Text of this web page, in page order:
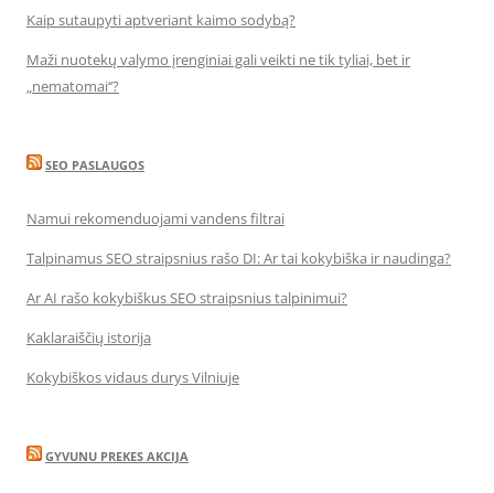
Kaip sutaupyti aptveriant kaimo sodybą?
Maži nuotekų valymo įrenginiai gali veikti ne tik tyliai, bet ir
„nematomai‘‘?
SEO PASLAUGOS
Namui rekomenduojami vandens filtrai
Talpinamus SEO straipsnius rašo DI: Ar tai kokybiška ir naudinga?
Ar AI rašo kokybiškus SEO straipsnius talpinimui?
Kaklaraiščių istorija
Kokybiškos vidaus durys Vilniuje
GYVUNU PREKES AKCIJA